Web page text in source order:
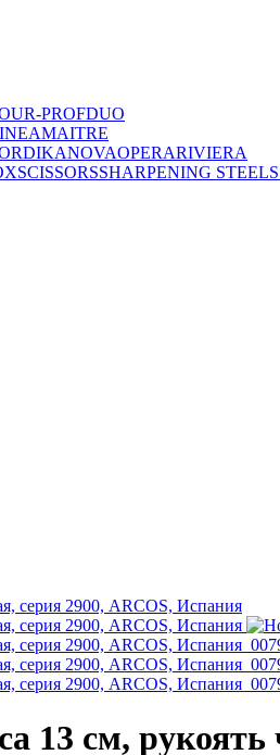
PROFDUO
MAITRE
NOVAOPERARIVIERA
SCISSORSSHARPENING STEELS
13 см, рукоять